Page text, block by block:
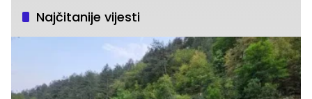
Najčitanije vijesti